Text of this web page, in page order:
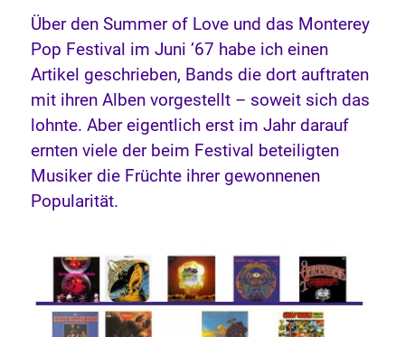
Über den Summer of Love und das Monterey
Pop Festival im Juni ’67 habe ich einen
Artikel geschrieben, Bands die dort auftraten
mit ihren Alben vorgestellt – soweit sich das
lohnte. Aber eigentlich erst im Jahr darauf
ernten viele der beim Festival beteiligten
Musiker die Früchte ihrer gewonnenen
Popularität.